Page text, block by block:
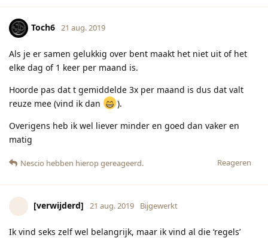
Toch6 21 aug. 2019
Als je er samen gelukkig over bent maakt het niet uit of het
elke dag of 1 keer per maand is.
Hoorde pas dat t gemiddelde 3x per maand is dus dat valt
reuze mee (vind ik dan
).
Overigens heb ik wel liever minder en goed dan vaker en
matig
Reageren
Nescio hebben hierop gereageerd.
[verwijderd] 21 aug. 2019 Bijgewerkt
Ik vind seks zelf wel belangrijk, maar ik vind al die ‘regels’